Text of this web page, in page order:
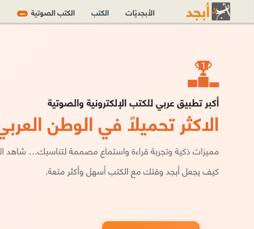
الأبجديّات الكتب الكتب الصوتية جديد